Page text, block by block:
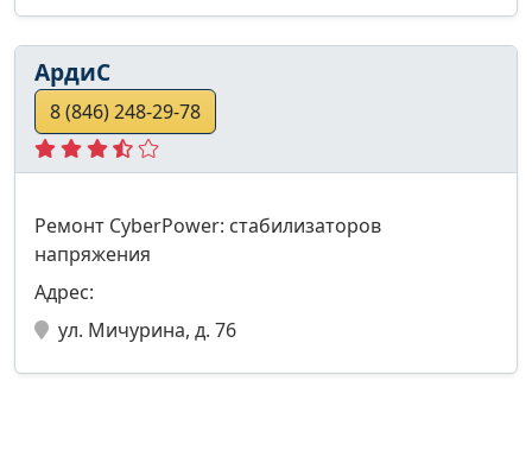
АрдиС
8 (846) 248-29-78
Ремонт CyberPower: стабилизаторов
напряжения
Адрес:
ул. Мичурина, д. 76